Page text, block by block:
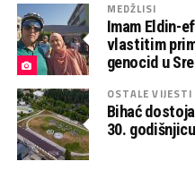
MEDŽLISI
Imam Eldin-
vlastitim
genocid u
OSTALE VIJESTI
Bihać
30.